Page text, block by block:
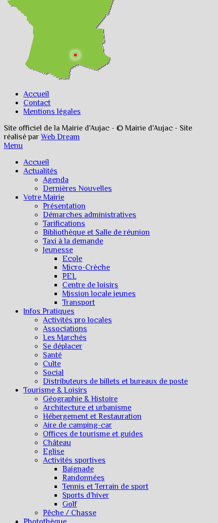
Accueil
Contact
Mentions légales
Site officiel de la Mairie d'Aujac - © Mairie d'Aujac - Site
réalisé parWeb Dream
Menu
Accueil
Actualités
Agenda
Dernières Nouvelles
Votre Mairie
Présentation
Démarches administratives
Tarifications
Bibliothèque et Salle de réunion
Taxi à la demande
Jeunesse
Ecole
Micro-Crèche
PEL
Centre de loisirs
Mission locale jeunes
Transport
Infos Pratiques
Activités pro locales
Associations
Les Marchés
Se déplacer
Santé
Culte
Social
Distributeurs de billets et bureaux de poste
Tourisme & Loisirs
Géographie & Histoire
Architecture et urbanisme
Hébergement et Restauration
Aire de camping-car
Offices de tourisme et guides
Château
Eglise
Activités sportives
Baignade
Randonnées
Tennis et Terrain de sport
Sports d’hiver
Golf
Pêche / Chasse